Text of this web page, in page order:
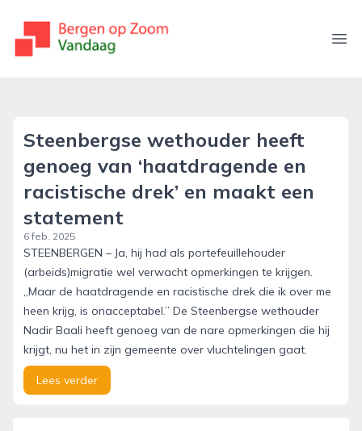
bergenopzoomvandaag.nl
Steenbergse wethouder heeft
genoeg van ‘haatdragende en
racistische drek’ en maakt een
statement
6 feb. 2025
STEENBERGEN – Ja, hij had als portefeuillehouder
(arbeids)migratie wel verwacht opmerkingen te krijgen.
,,Maar de haatdragende en racistische drek die ik over me
heen krijg, is onacceptabel.” De Steenbergse wethouder
Nadir Baali heeft genoeg van de nare opmerkingen die hij
krijgt, nu het in zijn gemeente over vluchtelingen gaat.
Lees verder